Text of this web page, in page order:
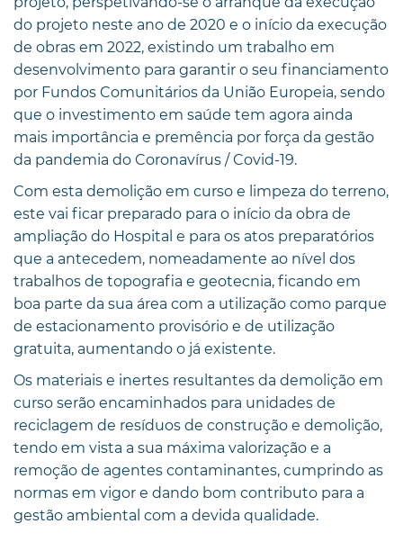
do projeto neste ano de 2020 e o início da execução
de obras em 2022, existindo um trabalho em
desenvolvimento para garantir o seu financiamento
por Fundos Comunitários da União Europeia, sendo
que o investimento em saúde tem agora ainda
mais importância e premência por força da gestão
da pandemia do Coronavírus / Covid-19.
Com esta demolição em curso e limpeza do terreno,
este vai ficar preparado para o início da obra de
ampliação do Hospital e para os atos preparatórios
que a antecedem, nomeadamente ao nível dos
trabalhos de topografia e geotecnia, ficando em
boa parte da sua área com a utilização como parque
de estacionamento provisório e de utilização
gratuita, aumentando o já existente.
Os materiais e inertes resultantes da demolição em
curso serão encaminhados para unidades de
reciclagem de resíduos de construção e demolição,
tendo em vista a sua máxima valorização e a
remoção de agentes contaminantes, cumprindo as
normas em vigor e dando bom contributo para a
gestão ambiental com a devida qualidade.